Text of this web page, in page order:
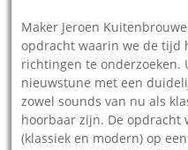
Maker Jeroen
opdracht waarin we de tijd
richtingen te onderzoeken.
nieuwstune met een
zowel sounds van nu als
hoorbaar zijn. De opdracht
(klassiek en modern) op